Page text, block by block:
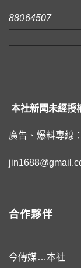
88064507
本社新聞未經授
廣告、爆料專線：
合作夥伴
今傳媒…本社